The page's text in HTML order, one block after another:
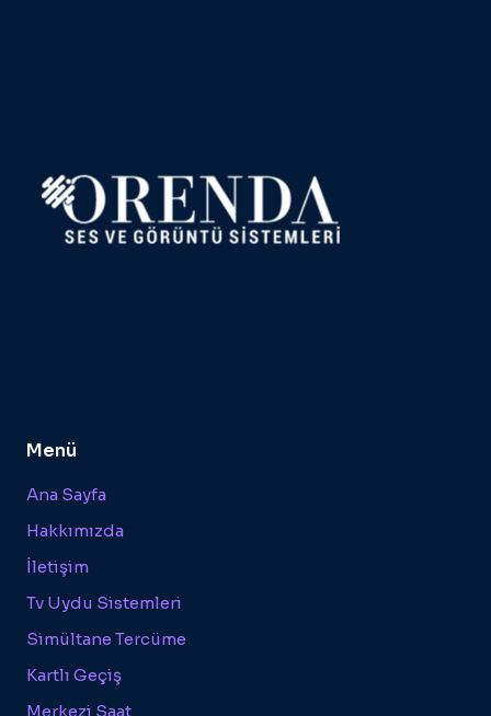
Menü
Ana Sayfa
Hakkımızda
İletişim
Tv Uydu Sistemleri
Simültane Tercüme
Kartlı Geçiş
Merkezi Saat